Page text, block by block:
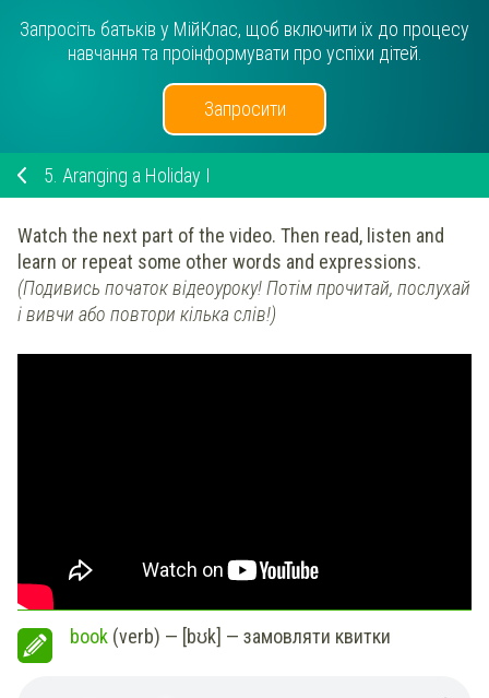
Запросіть батьків у МійКлас, щоб включити їх до процесу
навчання та проінформувати про успіхи дітей.
Запросити
5. Aranging a Holiday I
Watch the next part of the video. Then read, listen and
learn or repeat some other words and expressions.
(Подивись початок відеоуроку! Потім прочитай, послухай
і вивчи або повтори кілька слів!)
book (verb) — [bʊk] — замовляти квитки